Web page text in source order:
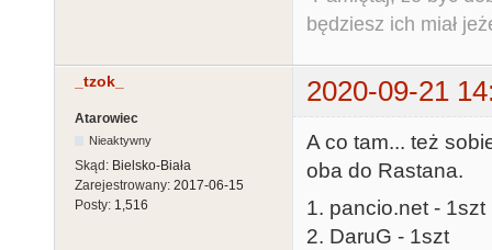
będziesz ich miał
_tzok_ 2020-09-21
Atarowiec
Nieaktywny
Skąd: Bielsko-Biała
Zarejestrowany: 2017-06-15
Posty: 1,516
A co tam... też
oba do Rastana.
1. pancio.net - 1szt
2. DaruG - 1szt